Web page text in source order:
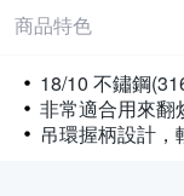
商品特色
18/10 不鏽鋼
非常適合用來翻
吊環握柄設計，